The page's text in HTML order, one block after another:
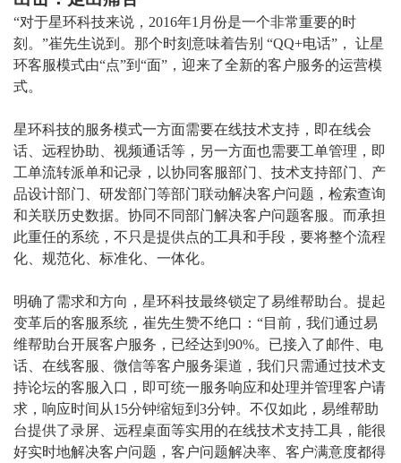
“对于星环科技来说，2016年1月份是一个非常重要的时
刻。”崔先生说到。那个时刻意味着告别 “QQ+电话”， 让星
环客服模式由“点”到“面”，迎来了全新的客户服务的运营模
式。
星环科技的服务模式一方面需要在线技术支持，即在线会
话、远程协助、视频通话等，另一方面也需要工单管理，即
工单流转派单和记录，以协同客服部门、技术支持部门、产
品设计部门、研发部门等部门联动解决客户问题，检索查询
和关联历史数据。协同不同部门解决客户问题客服。而承担
此重任的系统，不只是提供点的工具和手段，要将整个流程
化、规范化、标准化、一体化。
明确了需求和方向，星环科技最终锁定了易维帮助台。提起
变革后的客服系统，崔先生赞不绝口：“目前，我们通过易
维帮助台开展客户服务，已经达到90%。已接入了邮件、电
话、在线客服、微信等客户服务渠道，我们只需通过技术支
持论坛的客服入口，即可统一服务响应和处理并管理客户请
求，响应时间从15分钟缩短到3分钟。不仅如此，易维帮助
台提供了录屏、远程桌面等实用的在线技术支持工具，能很
好实时地解决客户问题，客户问题解决率、客户满意度都得